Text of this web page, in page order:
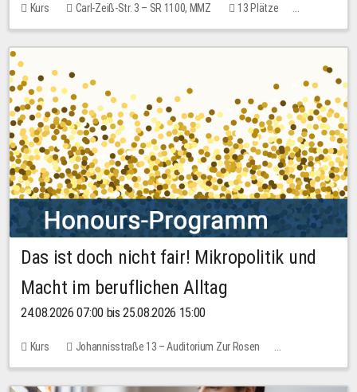
Kurs Carl-Zeiß-Str. 3 – SR 1100, MMZ
13 Plätze
10,00 EUR
Das ist doch nicht fair! Mikropolitik und
Macht im beruflichen Alltag
24.08.2026 07:00 bis 25.08.2026 15:00
Kurs
Johannisstraße 13 – Auditorium Zur Rosen
Keine freien Plätze